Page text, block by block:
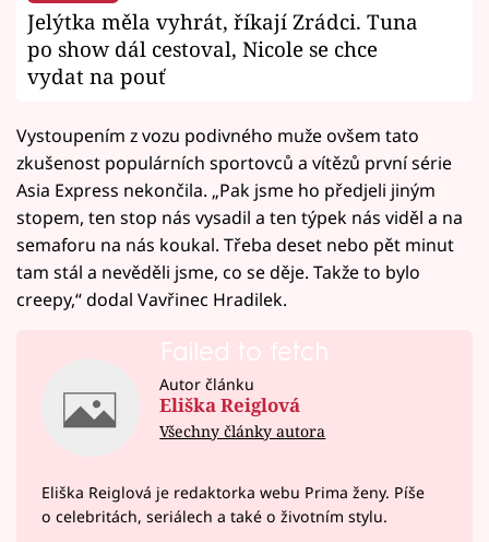
Jelýtka měla vyhrát, říkají Zrádci. Tuna
po show dál cestoval, Nicole se chce
vydat na pouť
Vystoupením z vozu podivného muže ovšem tato
zkušenost populárních sportovců a vítězů první série
Asia Express nekončila. „Pak jsme ho předjeli jiným
stopem, ten stop nás vysadil a ten týpek nás viděl a na
semaforu na nás koukal. Třeba deset nebo pět minut
tam stál a nevěděli jsme, co se děje. Takže to bylo
creepy,“ dodal Vavřinec Hradilek.
Failed to fetch
Autor článku
Eliška Reiglová
Všechny články autora
Eliška Reiglová je redaktorka webu Prima ženy. Píše
o celebritách, seriálech a také o životním stylu.